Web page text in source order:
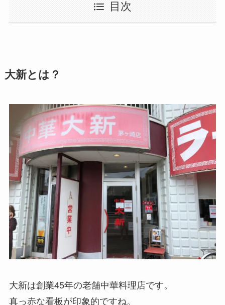
目次
大新とは？
大新は創業45年の老舗中華料理店です。
真っ赤な看板が印象的ですね。